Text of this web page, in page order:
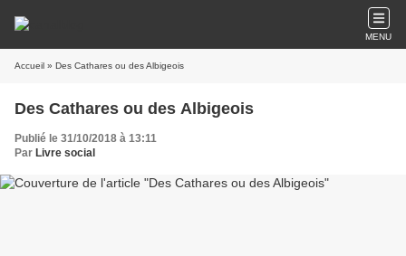
MENU
Accueil » Des Cathares ou des Albigeois
Des Cathares ou des Albigeois
Publié le 31/10/2018 à 13:11
Par Livre social